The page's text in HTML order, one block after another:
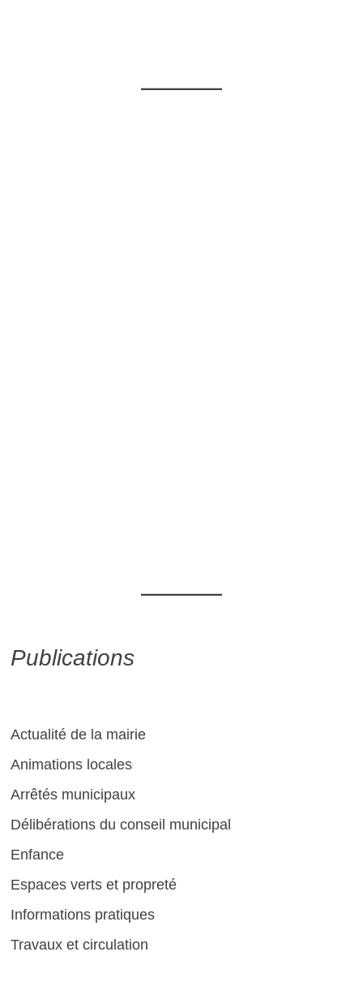
Publications
Actualité de la mairie
Animations locales
Arrêtés municipaux
Délibérations du conseil municipal
Enfance
Espaces verts et propreté
Informations pratiques
Travaux et circulation